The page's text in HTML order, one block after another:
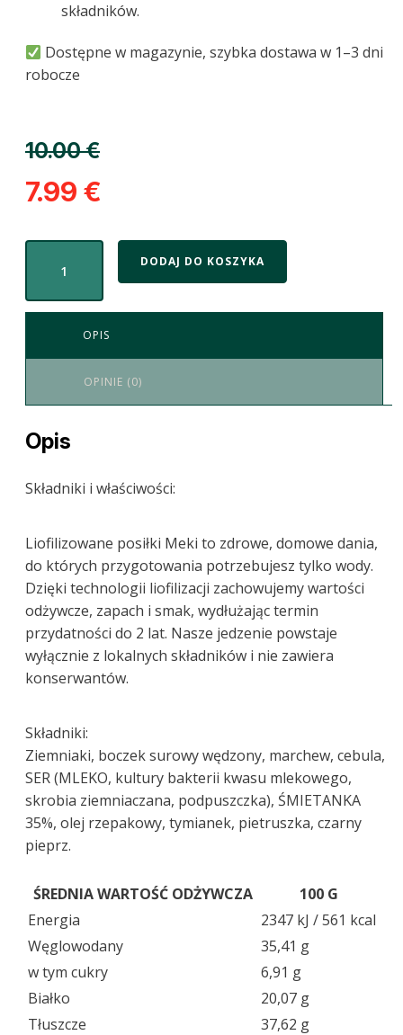
składników.
Dostępne w magazynie, szybka dostawa w 1–3 dni
robocze
10.00€
7.99 €
DODAJ DO KOSZYKA
OPIS
OPINIE (0)
Opis
Składniki i właściwości:
Liofilizowane posiłki Meki to zdrowe, domowe dania,
do których przygotowania potrzebujesz tylko wody.
Dzięki technologii liofilizacji zachowujemy wartości
odżywcze, zapach i smak, wydłużając termin
przydatności do 2 lat. Nasze jedzenie powstaje
wyłącznie z lokalnych składników i nie zawiera
konserwantów.
Składniki:
Ziemniaki, boczek surowy wędzony, marchew, cebula,
SER (MLEKO, kultury bakterii kwasu mlekowego,
skrobia ziemniaczana, podpuszczka), ŚMIETANKA
35%, olej rzepakowy, tymianek, pietruszka, czarny
pieprz.
ŚREDNIA WARTOŚĆ ODŻYWCZA
100 G
Energia
2347 kJ / 561 kcal
Węglowodany
35,41 g
w tym cukry
6,91 g
Białko
20,07 g
Tłuszcze
37,62 g